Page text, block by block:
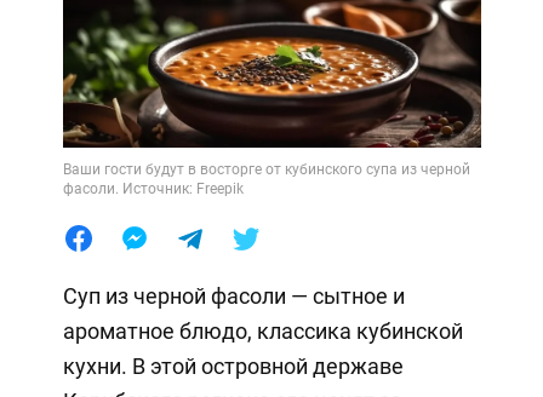
Ваши гости будут в восторге от кубинского супа из черной
фасоли. Источник: Freepik
Суп из черной фасоли — сытное и
ароматное блюдо, классика кубинской
кухни. В этой островной державе